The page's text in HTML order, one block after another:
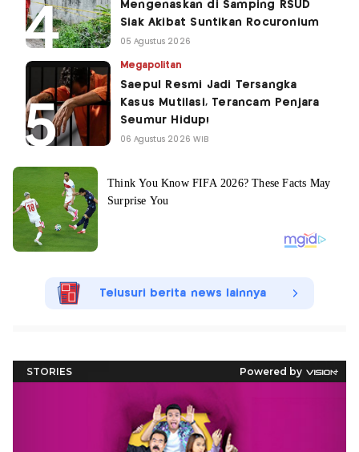
Mengenaskan di Samping RSUD
Siak Akibat Suntikan Rocuronium
05 Agustus 2026
Megapolitan
Saepul Resmi Jadi Tersangka
Kasus Mutilasi, Terancam Penjara
Seumur Hidup!
06 Agustus 2026 WIB
Telusuri berita news lainnya